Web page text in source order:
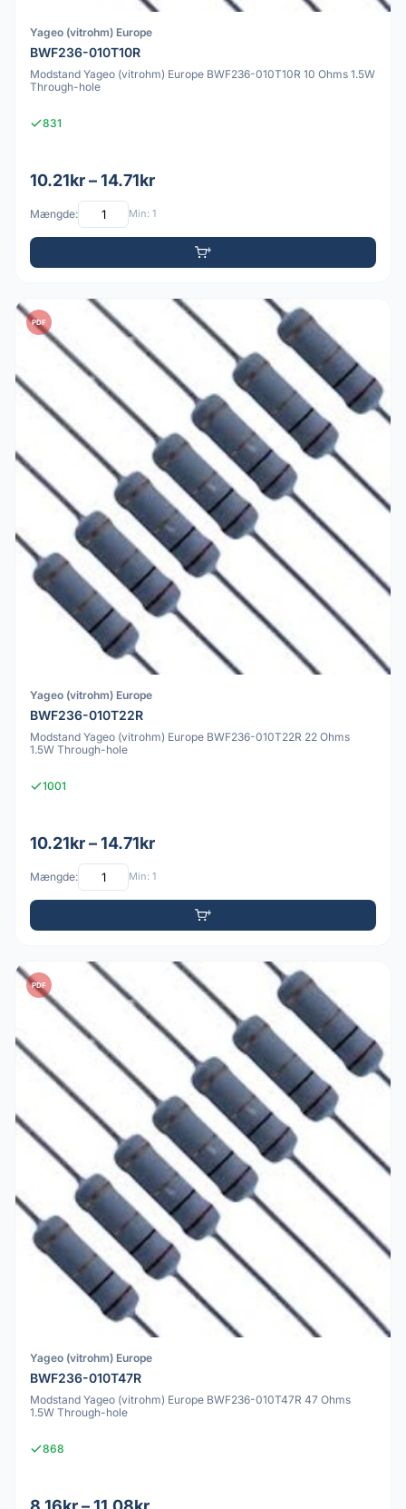
Yageo (vitrohm) Europe
BWF236-010T10R
Modstand Yageo (vitrohm) Europe BWF236-010T10R 10 Ohms 1.5W
Through-hole
831
10.21kr – 14.71kr
Mængde: Min: 1
PDF
Yageo (vitrohm) Europe
BWF236-010T22R
Modstand Yageo (vitrohm) Europe BWF236-010T22R 22 Ohms
1.5W Through-hole
1001
10.21kr – 14.71kr
Mængde: Min: 1
PDF
Yageo (vitrohm) Europe
BWF236-010T47R
Modstand Yageo (vitrohm) Europe BWF236-010T47R 47 Ohms
1.5W Through-hole
868